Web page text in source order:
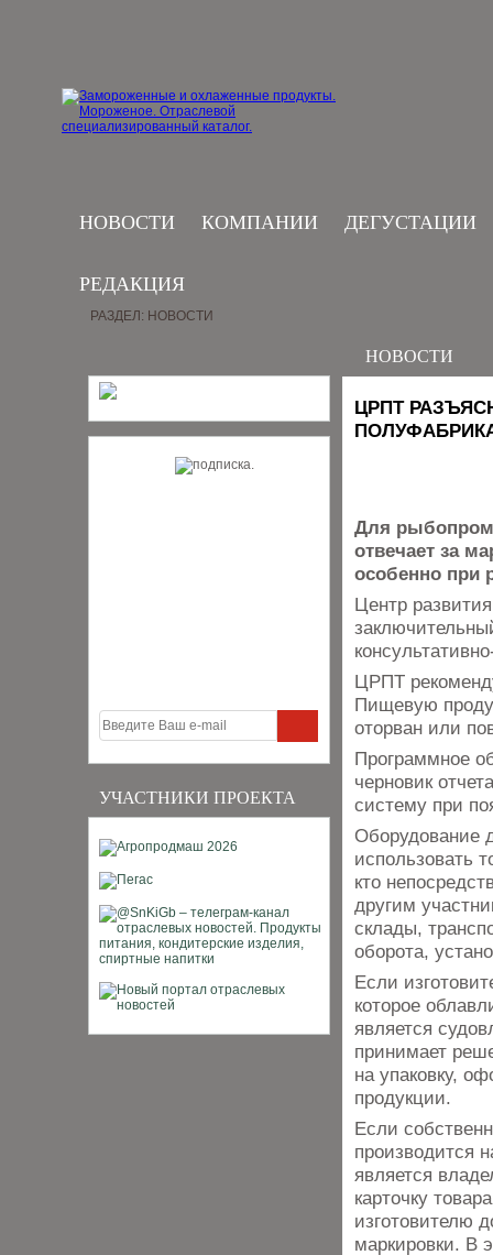
НОВОСТИ КОМПАНИИ ДЕГУСТАЦИИ
РЕДАКЦИЯ
УЧАСТНИКИ ПРОЕКТА
РАЗДЕЛ: НОВОСТИ
НОВОСТИ
ЦРПТ
Для
отвечает за
особенно при
Центр
ЦРПТ
Пищевую
оторван или
Программное
черновик
систему при
Оборудование
использовать
кто
другим
склады,
оборота,
Если
которое
является
принимает
на упаковку,
продукции.
Если
производится
является
карточку
изготовителю
маркировки. В